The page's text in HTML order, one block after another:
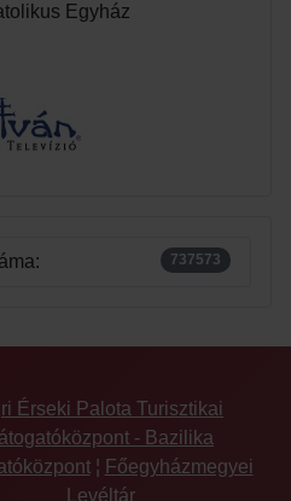
Egyház
737573
Érseki Palota Turisztikai
- Bazilika
¦ Főegyházmegyei
Levéltár